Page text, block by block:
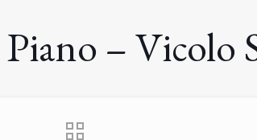
– Vicolo